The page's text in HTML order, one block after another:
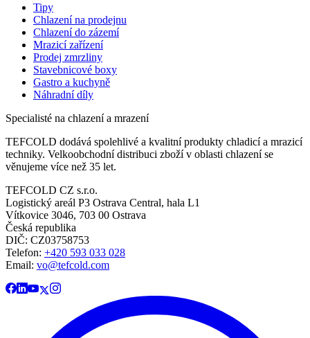
Tipy
Chlazení na prodejnu
Chlazení do zázemí
Mrazicí zařízení
Prodej zmrzliny
Stavebnicové boxy
Gastro a kuchyně
Náhradní díly
Specialisté na chlazení a mrazení
TEFCOLD dodává spolehlivé a kvalitní produkty chladicí a mrazicí
techniky. Velkoobchodní distribuci zboží v oblasti chlazení se
věnujeme více než 35 let.
TEFCOLD CZ s.r.o.
Logistický areál P3 Ostrava Central, hala L1
Vítkovice 3046, 703 00 Ostrava
Česká republika
DIČ: CZ03758753​​​​​​
Telefon: +420 593 033 028
Email: vo@tefcold.com